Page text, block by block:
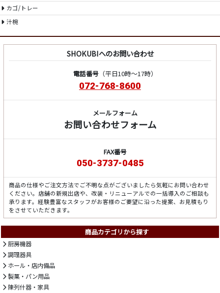
カゴ/トレー
汁椀
SHOKUBIへのお問い合わせ
電話番号（平日10時～17時）
072-768-8600
メールフォーム
お問い合わせフォーム
FAX番号
050-3737-0485
商品の仕様やご注文方法でご不明な点がございましたら気軽にお問い合わせ
ください。店舗の新規出店や、改装・リニューアルでの一括導入のご相談も
承ります。経験豊富なスタッフがお客様のご要望に沿った提案、お見積もり
をさせていただきます。
商品カテゴリから探す
厨房機器
調理器具
ホール・店内備品
製菓・パン用品
陳列什器・家具